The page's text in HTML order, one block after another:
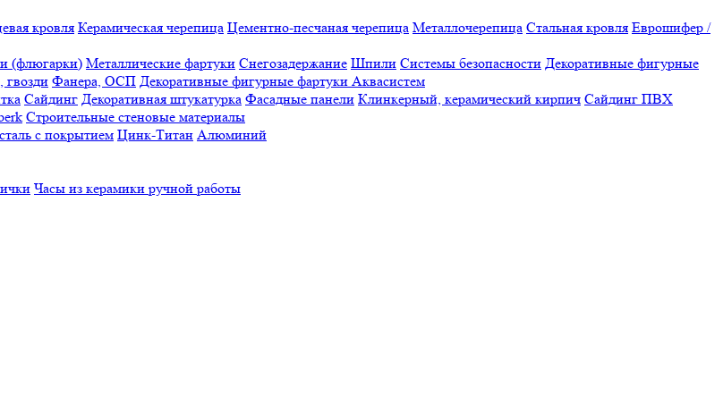
кровля Керамическая черепица Цементно-песчаная черепица Металлочерепица Стальная кровля Еврошифер /
(флюгарки) Металлические фартуки Снегозадержание Шпили Системы безопасности Декоративные фигурные
гвозди Фанера, ОСП Декоративные фигурные фартуки Аквасистем
Сайдинг Декоративная штукатурка Фасадные панели Клинкерный, керамический кирпич Сайдинг ПВХ
Строительные стеновые материалы
с покрытием Цинк-Титан Алюминий
Часы из керамики ручной работы